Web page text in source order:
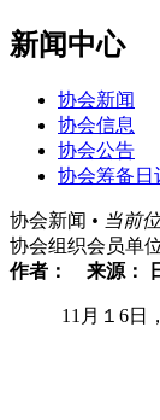
新闻中心
协会新闻
协会信息
协会公告
协会筹备日
协会新闻 • 当前
协会组织会员单
作者：
来源：
11月１6日